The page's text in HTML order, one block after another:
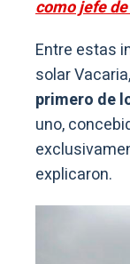
como jefe
Entre estas
solar
primero de
uno,
explicaron.